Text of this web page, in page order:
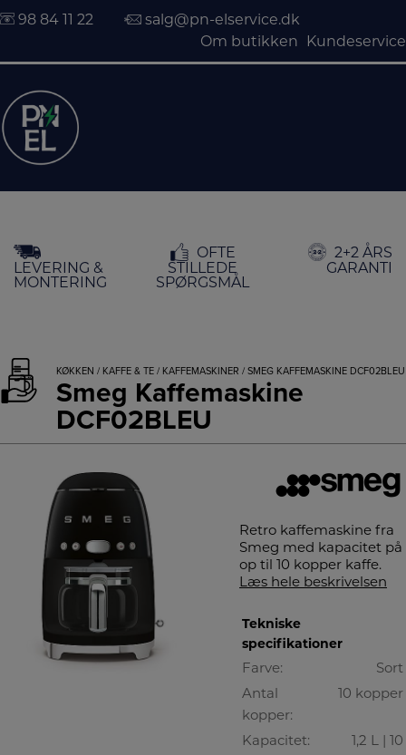
indholdet
98 84 11 22
salg@pn-elservice.dk
Om butikken
Kundeservice
LEVERING &
MONTERING
OFTE
STILLEDE
SPØRGSMÅL
2+2 ÅRS
GARANTI
KØKKEN / KAFFE & TE / KAFFEMASKINER / SMEG KAFFEMASKINE DCF02BLEU
Smeg Kaffemaskine
DCF02BLEU
Retro kaffemaskine fra
Smeg med kapacitet på
op til 10 kopper kaffe.
Læs hele beskrivelsen
Tekniske
specifikationer
Farve:
Sort
Antal
kopper:
10 kopper
Kapacitet:
1,2 L | 10